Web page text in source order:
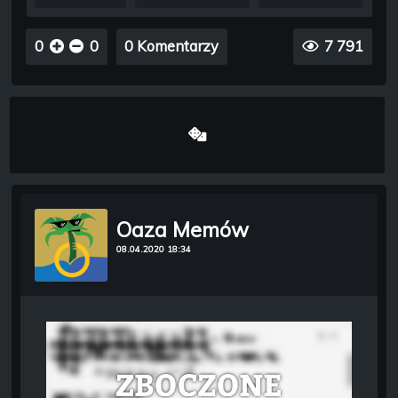
0 0 0 Komentarzy 7 791
Oaza Memów
08.04.2020 18:34